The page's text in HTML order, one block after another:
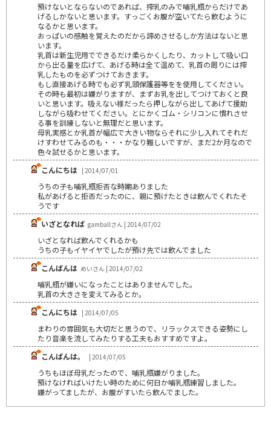
預けないとならないのであれば、搾乳のみで哺乳瓶からだけであ
げるしかないと思います。すっごくお腹が空いてたら飲むように
なるかと思います。
おっぱいの感触を覚えたのだから諦めさせるしか方法はないと思
います。
乳首は新生児用でできるだけ柔らかくしたり、カットして吸い口
から出る量を広げて、あげる時は全て温めて、乳首の周りには搾
乳したものを必ずつけておきます。
もし直接あげる時でも必ず乳頭保護器等をを使用してください。
その時も最初は嫌がりますが、まずお乳を出してつけておくと良
いと思います。吸えない様だったら押しながら出してあげて援助
しながら吸わせてください。とにかくゴム・シリコンに慣れさせ
る事を訓練しないと無理だと思います。
母乳実感とか乳首が幅広で大きい物ならそれに少し入れてそれだ
けすわせてみるのも・・・かなり難しいですが、まだ2か月なので
色々試せるかと思います。
こんにちは | 2014/07/01
うちの子も哺乳瓶拒否な時期ありました
私があげると拒否だったのに、親に預けたときは飲んでくれたそ
うです
いざとなれば gamballさん | 2014/07/02
いざとなれば飲んでくれるかも
うちの子もイヤイヤでしたが預け先では飲んでました
こんばんは めいさん | 2014/07/02
哺乳瓶が嫌いになったことはありませんでした。
乳首の大きさを変えてみるとか。
こんにちは | 2014/07/05
まわりの雰囲気も大切だと思うので、リラックスできる姿勢にし
たり音楽を流してみたりする工夫もおすすめですよ。
こんばんは。
| 2014/07/05
うちもほぼ母乳だったので、哺乳瓶嫌がりました。
預けなければいけたい時のために何日か哺乳瓶練習しました。
嫌がってましたが、お腹がすいたら飲んでました。